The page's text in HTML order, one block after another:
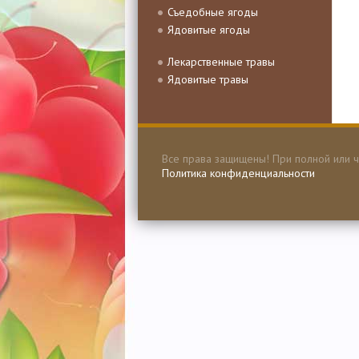
Съедобные ягоды
Ядовитые ягоды
Лекарственные травы
Ядовитые травы
Все права защищены! При полной или
Политика конфиденциальности